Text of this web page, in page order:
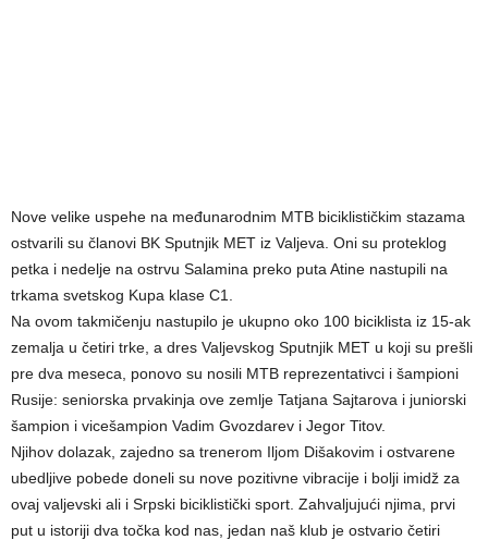
Nove velike uspehe na međunarodnim MTB biciklističkim stazama
ostvarili su članovi BK Sputnjik MET iz Valjeva. Oni su proteklog
petka i nedelje na ostrvu Salamina preko puta Atine nastupili na
trkama svetskog Kupa klase C1.
Na ovom takmičenju nastupilo je ukupno oko 100 biciklista iz 15-ak
zemalja u četiri trke, a dres Valjevskog Sputnjik MET u koji su prešli
pre dva meseca, ponovo su nosili MTB reprezentativci i šampioni
Rusije: seniorska prvakinja ove zemlje Tatjana Sajtarova i juniorski
šampion i vicešampion Vadim Gvozdarev i Jegor Titov.
Njihov dolazak, zajedno sa trenerom Iljom Dišakovim i ostvarene
ubedljive pobede doneli su nove pozitivne vibracije i bolji imidž za
ovaj valjevski ali i Srpski biciklistički sport. Zahvaljujući njima, prvi
put u istoriji dva točka kod nas, jedan naš klub je ostvario četiri